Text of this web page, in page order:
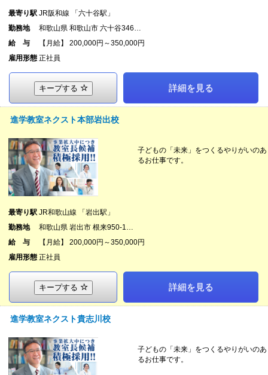
最寄り駅 JR阪和線 「六十谷駅」
勤務地
和歌山県 和歌山市 六十谷346…
給 与
【月給】 200,000円～350,000円
雇用形態 正社員
キープする 詳細を見る
進学教室ネクスト本部岩出校
子どもの「未来」をつくるやりがいのあ
るお仕事です。
最寄り駅 JR和歌山線 「岩出駅」
勤務地
和歌山県 岩出市 根来950-1…
給 与
【月給】 200,000円～350,000円
雇用形態 正社員
キープする 詳細を見る
進学教室ネクスト貴志川校
子どもの「未来」をつくるやりがいのあ
るお仕事です。